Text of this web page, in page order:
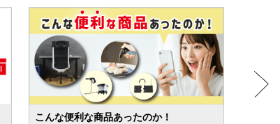
こんな便利な商品あったのか！